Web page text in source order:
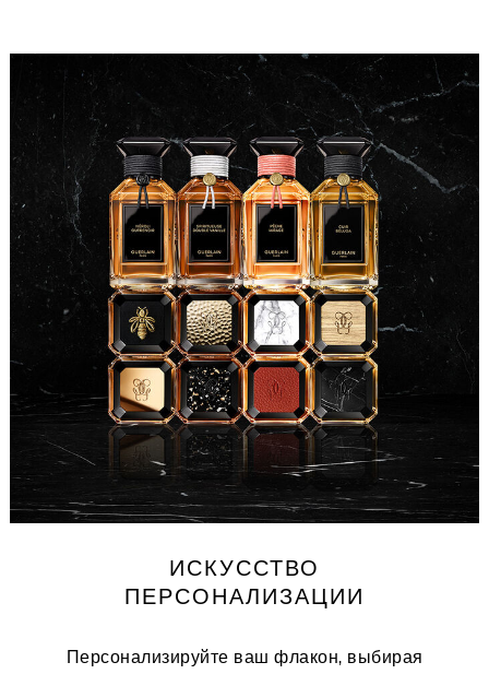
ИСКУССТВО
ПЕРСОНАЛИЗАЦИИ
Персонализируйте ваш флакон, выбирая